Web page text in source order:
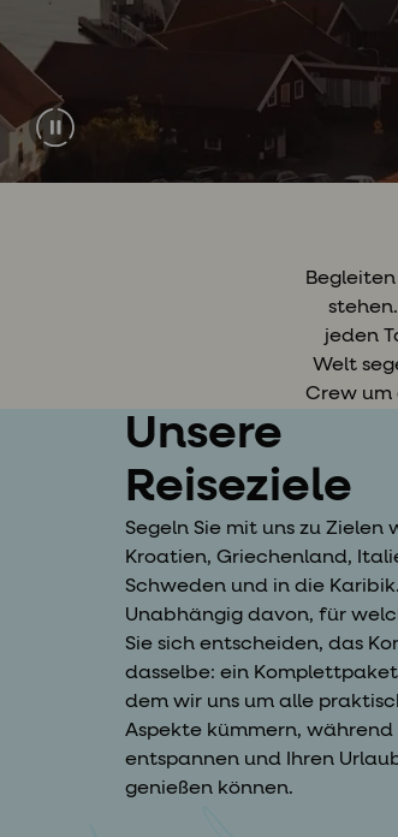
jeden
Welt
Crew um
Unsere
Reiseziele
Segeln Sie mit uns zu Zielen
Kroatien, Griechenland,
Schweden und in die Karibik.
Unabhängig davon, für
Sie sich entscheiden, das
dasselbe: ein
dem wir uns um alle
Aspekte kümmern, während
entspannen und Ihren
genießen können.